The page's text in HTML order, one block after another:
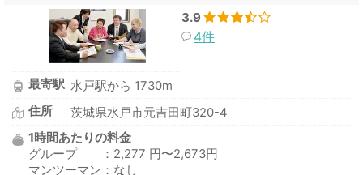
3.9
4件
最寄駅 水戸駅から 1730m
住所
茨城県水戸市元吉田町320-4
1時間あたりの料金
グループ ：2,277 円〜2,673円
マンツーマン：なし